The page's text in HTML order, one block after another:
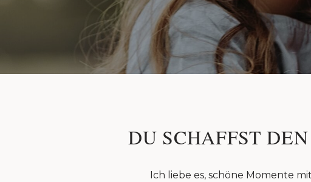
DU SCHAFFST
Ich liebe es, schöne Momente